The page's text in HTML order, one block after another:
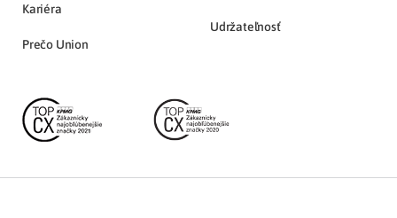
Kariéra
Prečo Union
Udržateľnosť